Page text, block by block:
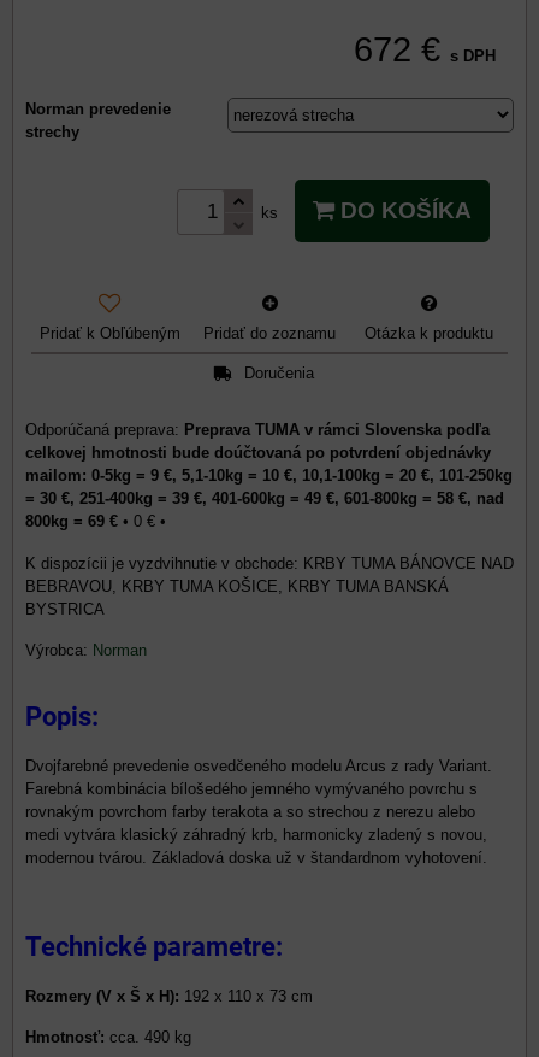
672 € s DPH
Norman prevedenie
strechy
ks DO KOŠÍKA
Pridať k Obľúbeným Pridať do zoznamu Otázka k produktu
Doručenia
Preprava TUMA v rámci Slovenska podľa
celkovej hmotnosti bude doúčtovaná po potvrdení objednávky
mailom: 0-5kg = 9 €, 5,1-10kg = 10 €, 10,1-100kg = 20 €, 101-250kg
= 30 €, 251-400kg = 39 €, 401-600kg = 49 €, 601-800kg = 58 €, nad
800kg = 69 € • 0 € •
KRBY TUMA BÁNOVCE NAD
BEBRAVOU, KRBY TUMA KOŠICE, KRBY TUMA BANSKÁ
BYSTRICA
Výrobca: Norman
Popis:
Dvojfarebné prevedenie osvedčeného modelu Arcus z rady Variant.
Farebná kombinácia bílošedého jemného vymývaného povrchu s
rovnakým povrchom farby terakota a so strechou z nerezu alebo
medi vytvára klasický záhradný krb, harmonicky zladený s novou,
modernou tvárou. Základová doska už v štandardnom vyhotovení.
Technické parametre:
Rozmery (V x Š x H): 192 x 110 x 73 cm
Hmotnosť: cca. 490 kg